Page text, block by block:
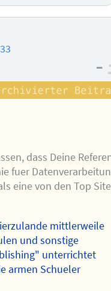
–
dass Deine
fuer
eine von den Top
mittlerweile
und sonstige
unterrichtet
armen Schueler